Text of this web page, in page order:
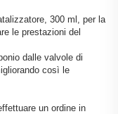
300 ml, per la
le prestazioni del
dalle valvole di
così le
un ordine in